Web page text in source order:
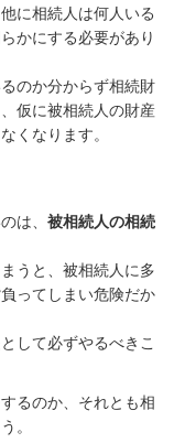
に相続人は何人いる
かにする必要があり
のか分からず相続財
仮に被相続人の財産
くなります。
は、 被相続人の相続
うと、被相続人に多
ってしまい危険だか
して必ずやるべきこ
るのか、それとも相
。